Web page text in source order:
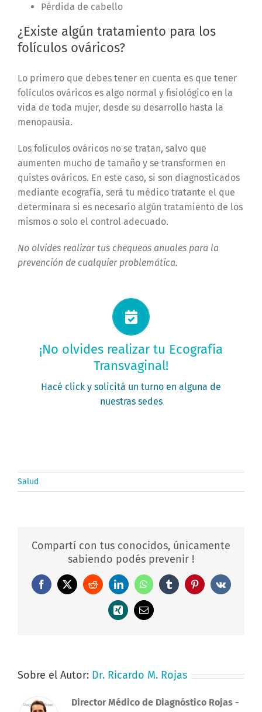
Pérdida de cabello
¿Existe algún tratamiento para los
folículos ováricos?
Lo primero que debes tener en cuenta es que tener
folículos ováricos es algo normal y fisiológico en la
vida de toda mujer, desde su desarrollo hasta la
menopausia.
Los folículos ováricos no se tratan, salvo que
aumenten mucho de tamaño y se transformen en
quistes ováricos. En este caso, si son diagnosticados
mediante ecografía, será tu médico tratante el que
determinara si es necesario algún tratamiento de los
mismos o solo el control adecuado.
No olvides realizar tus chequeos anuales para la
prevención de cualquier problemática.
¡No olvides realizar tu Ecografía
Transvaginal!
Hacé click y solicitá un turno en alguna de
nuestras sedes
Solicitá tu turno ahora
PEDÍ TU TURNO
Salud
Compartí con tus conocidos, únicamente
sabiendo podés prevenir !
Facebook
X RedditLinkedInWhatsAppTumblrPinterestVk
Xing
Correo
electrónico
Sobre el Autor: Dr. Ricardo M. Rojas
Director Médico de Diagnóstico Rojas -